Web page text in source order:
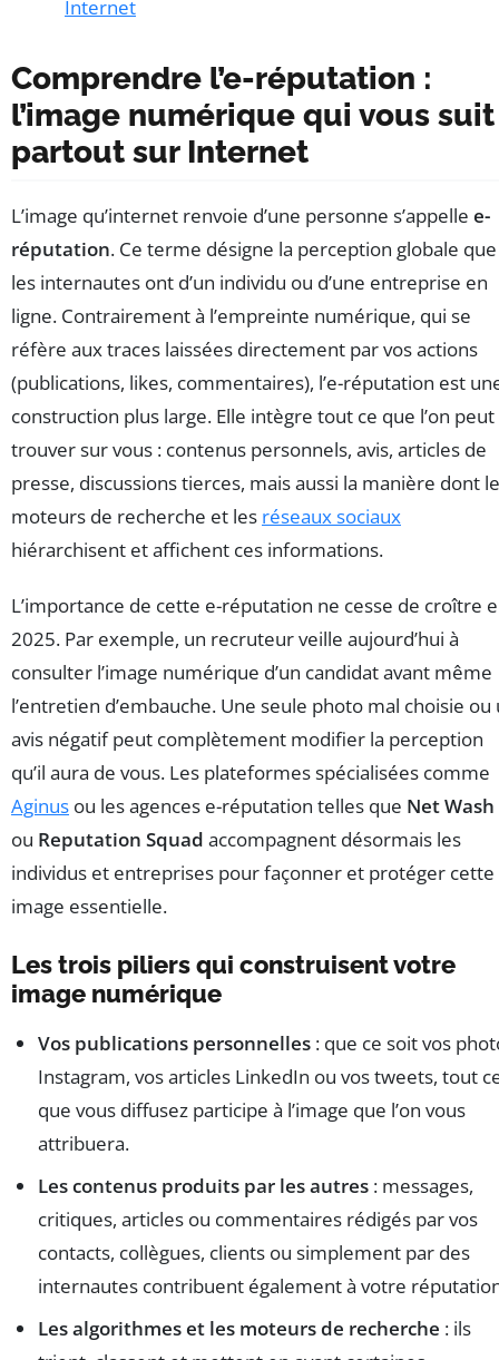
Internet
Comprendre l’e-réputation :
l’image numérique qui vous suit
partout sur Internet
L’image qu’internet renvoie d’une personne s’appelle e-
réputation. Ce terme désigne la perception globale que
les internautes ont d’un individu ou d’une entreprise en
ligne. Contrairement à l’empreinte numérique, qui se
réfère aux traces laissées directement par vos actions
(publications, likes, commentaires), l’e-réputation est
construction plus large. Elle intègre tout ce que l’on peut
trouver sur vous : contenus personnels, avis, articles de
presse, discussions tierces, mais aussi la manière dont
moteurs de recherche et les réseaux sociaux
hiérarchisent et affichent ces informations.
L’importance de cette e-réputation ne cesse de croître
2025. Par exemple, un recruteur veille aujourd’hui à
consulter l’image numérique d’un candidat avant même
l’entretien d’embauche. Une seule photo mal choisie ou
avis négatif peut complètement modifier la perception
qu’il aura de vous. Les plateformes spécialisées comme
Aginus ou les agences e-réputation telles que Net Wash
ou Reputation Squad accompagnent désormais les
individus et entreprises pour façonner et protéger cette
image essentielle.
Les trois piliers qui construisent votre
image numérique
Vos publications personnelles : que ce soit vos
Instagram, vos articles LinkedIn ou vos tweets, tout
que vous diffusez participe à l’image que l’on vous
attribuera.
Les contenus produits par les autres : messages,
critiques, articles ou commentaires rédigés par vos
contacts, collègues, clients ou simplement par des
internautes contribuent également à votre
Les algorithmes et les moteurs de recherche : ils